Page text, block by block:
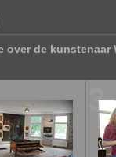
over de kunstenaar
3